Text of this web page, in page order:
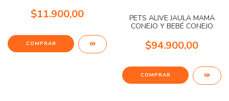
$11.900,00
PETS ALIVE JAULA MAMÁ
CONEJO Y BEBÉ CONEJO
$94.900,00